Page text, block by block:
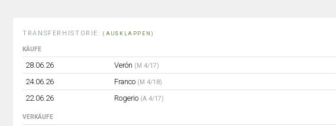
TRANSFERHISTORIE:(AUSKLAPPEN)
KÄUFE
28.06.26 Verón (M 4/17)
24.06.26
Franco (M 4/18)
22.06.26
Rogerio (A 4/17)
VERKÄUFE